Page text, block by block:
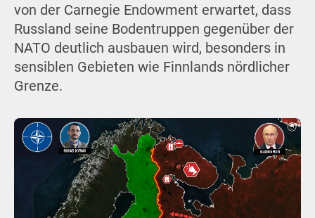
von der Carnegie Endowment erwartet, dass
Russland seine Bodentruppen gegenüber der
NATO deutlich ausbauen wird, besonders in
sensiblen Gebieten wie Finnlands nördlicher
Grenze.